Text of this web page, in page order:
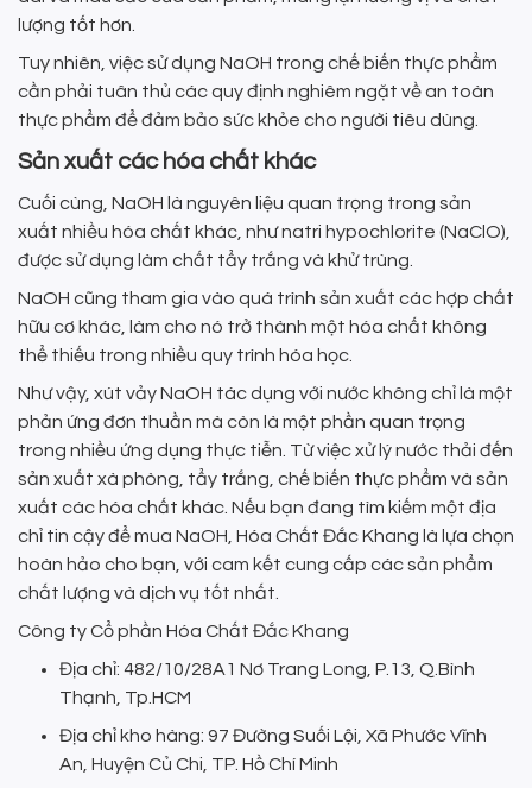
lượng tốt hơn.
Tuy nhiên, việc sử dụng NaOH trong chế biến thực phẩm
cần phải tuân thủ các quy định nghiêm ngặt về an toàn
thực phẩm để đảm bảo sức khỏe cho người tiêu dùng.
Sản xuất các hóa chất khác
Cuối cùng, NaOH là nguyên liệu quan trọng trong sản
xuất nhiều hóa chất khác, như natri hypochlorite (NaClO),
được sử dụng làm chất tẩy trắng và khử trùng.
NaOH cũng tham gia vào quá trình sản xuất các hợp chất
hữu cơ khác, làm cho nó trở thành một hóa chất không
thể thiếu trong nhiều quy trình hóa học.
Như vậy, xút vảy NaOH tác dụng với nước không chỉ là một
phản ứng đơn thuần mà còn là một phần quan trọng
trong nhiều ứng dụng thực tiễn. Từ việc xử lý nước thải đến
sản xuất xà phòng, tẩy trắng, chế biến thực phẩm và sản
xuất các hóa chất khác. Nếu bạn đang tìm kiếm một địa
chỉ tin cậy để mua NaOH, Hóa Chất Đắc Khang là lựa chọn
hoàn hảo cho bạn, với cam kết cung cấp các sản phẩm
chất lượng và dịch vụ tốt nhất.
Công ty Cổ phần Hóa Chất Đắc Khang
Địa chỉ: 482/10/28A1 Nơ Trang Long, P.13, Q.Bình
Thạnh, Tp.HCM
Địa chỉ kho hàng: 97 Đường Suối Lội, Xã Phước Vĩnh
An, Huyện Củ Chi, TP. Hồ Chí Minh